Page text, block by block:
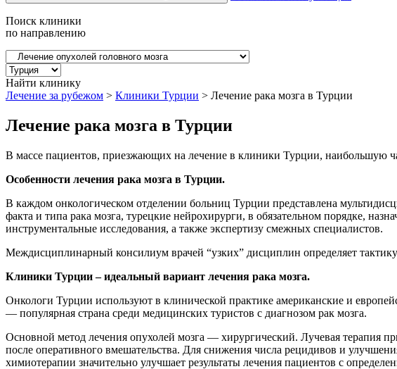
Поиск клиники
по направлению
Найти клинику
Лечение за рубежом > Клиники Турции > Лечение рака мозга в Турции
Лечение рака мозга в Турции
В массе пациентов, приезжающих на лечение в клиники Турции, наибольшую
Особенности лечения рака мозга в Турции.
В каждом онкологическом отделении больниц Турции представлена
факта и типа рака мозга, турецкие нейрохирурги, в обязательном порядке,
инструментальные исследования, а также экспертизу смежных специалистов.
Междисциплинарный консилиум врачей “узких” дисциплин определяет
Клиники Турции – идеальный вариант лечения рака мозга.
Онкологи Турции используют в клинической практике американские и
— популярная страна среди медицинских туристов с диагнозом рак мозга.
Основной метод лечения опухолей мозга — хирургический. Лучевая терапия
после оперативного вмешательства. Для снижения числа рецидивов и
химиотерапии значительно улучшает результаты лечения пациентов с